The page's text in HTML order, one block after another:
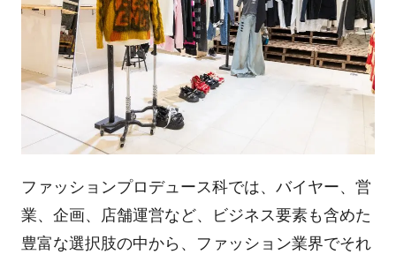
ファッションプロデュース科では、バイヤー、営
業、企画、店舗運営など、ビジネス要素も含めた
豊富な選択肢の中から、ファッション業界でそれ